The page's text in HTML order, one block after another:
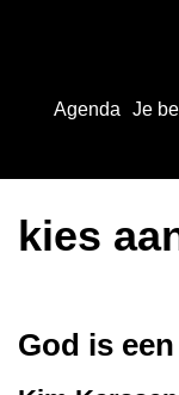
Agenda Je
kies
God is